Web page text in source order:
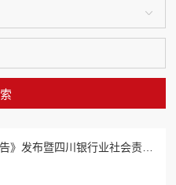
》发布暨四川银行业社会责任